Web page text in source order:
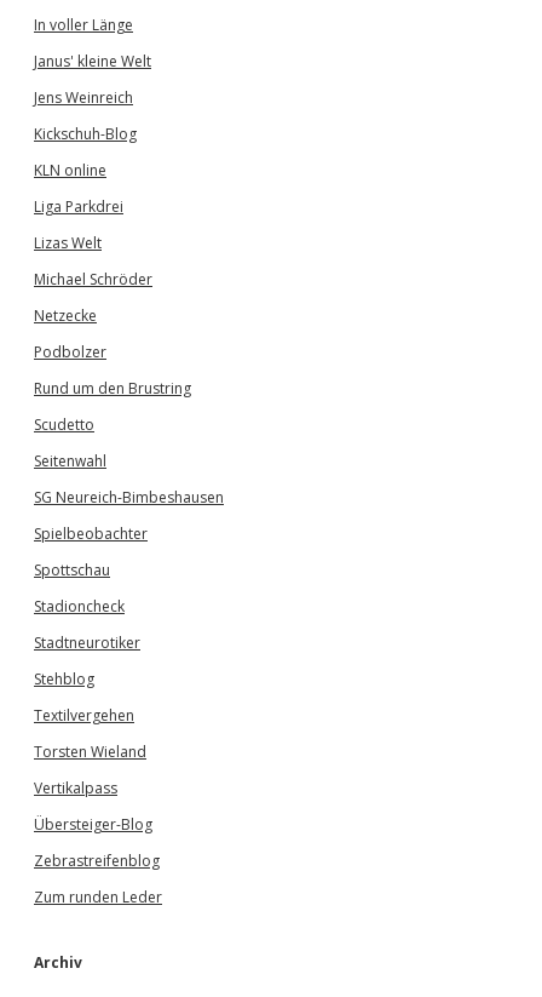
In voller Länge
Janus' kleine Welt
Jens Weinreich
Kickschuh-Blog
KLN online
Liga Parkdrei
Lizas Welt
Michael Schröder
Netzecke
Podbolzer
Rund um den Brustring
Scudetto
Seitenwahl
SG Neureich-Bimbeshausen
Spielbeobachter
Spottschau
Stadioncheck
Stadtneurotiker
Stehblog
Textilvergehen
Torsten Wieland
Vertikalpass
Übersteiger-Blog
Zebrastreifenblog
Zum runden Leder
Archiv